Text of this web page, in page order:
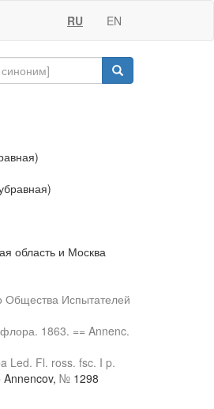
RU EN
область и Москва
Общества Испытателей
1863. == Annenc.
Led. Fl. ross. fsc. I p.
№ 1298